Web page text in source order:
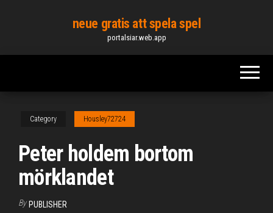
content
neue gratis att spela spel
portalsiar.web.app
Category Housley72724
Peter holdem bortom
mörklandet
By PUBLISHER